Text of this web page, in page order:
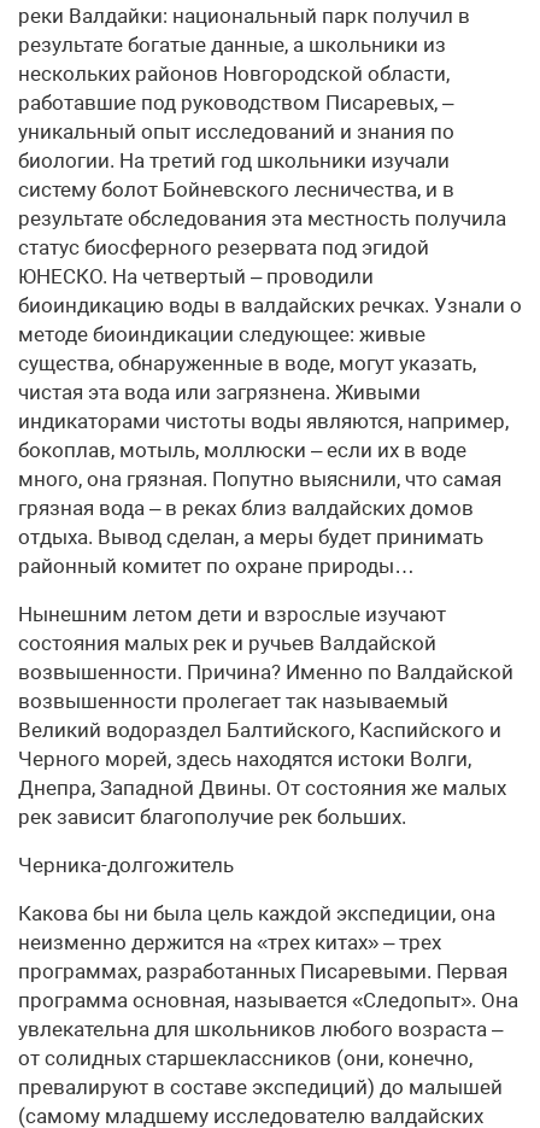
реки Валдайки: национальный парк получил в
результате богатые данные, а школьники из
нескольких районов Новгородской области,
работавшие под руководством Писаревых, –
уникальный опыт исследований и знания по
биологии. На третий год школьники изучали
систему болот Бойневского лесничества, и в
результате обследования эта местность получила
статус биосферного резервата под эгидой
ЮНЕСКО. На четвертый – проводили
биоиндикацию воды в валдайских речках. Узнали о
методе биоиндикации следующее: живые
существа, обнаруженные в воде, могут указать,
чистая эта вода или загрязнена. Живыми
индикаторами чистоты воды являются, например,
бокоплав, мотыль, моллюски – если их в воде
много, она грязная. Попутно выяснили, что самая
грязная вода – в реках близ валдайских домов
отдыха. Вывод сделан, а меры будет принимать
районный комитет по охране природы…
Нынешним летом дети и взрослые изучают
состояния малых рек и ручьев Валдайской
возвышенности. Причина? Именно по Валдайской
возвышенности пролегает так называемый
Великий водораздел Балтийского, Каспийского и
Черного морей, здесь находятся истоки Волги,
Днепра, Западной Двины. От состояния же малых
рек зависит благополучие рек больших.
Черника-долгожитель
Какова бы ни была цель каждой экспедиции, она
неизменно держится на «трех китах» – трех
программах, разработанных Писаревыми. Первая
программа основная, называется «Следопыт». Она
увлекательна для школьников любого возраста –
от солидных старшеклассников (они, конечно,
превалируют в составе экспедиций) до малышей
(самому младшему исследователю валдайских